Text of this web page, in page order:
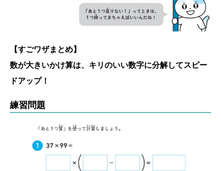
【すごワザまとめ】
数が大きいかけ算は、キリのいい数字に分解してスピー
ドアップ！
練習問題